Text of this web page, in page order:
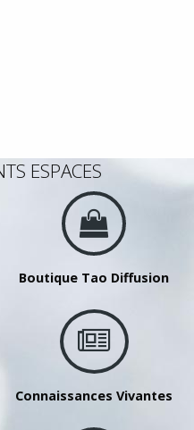
ESPACES
Boutique Tao Diffusion
Connaissances Vivantes